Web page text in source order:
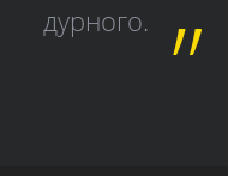
дурного.